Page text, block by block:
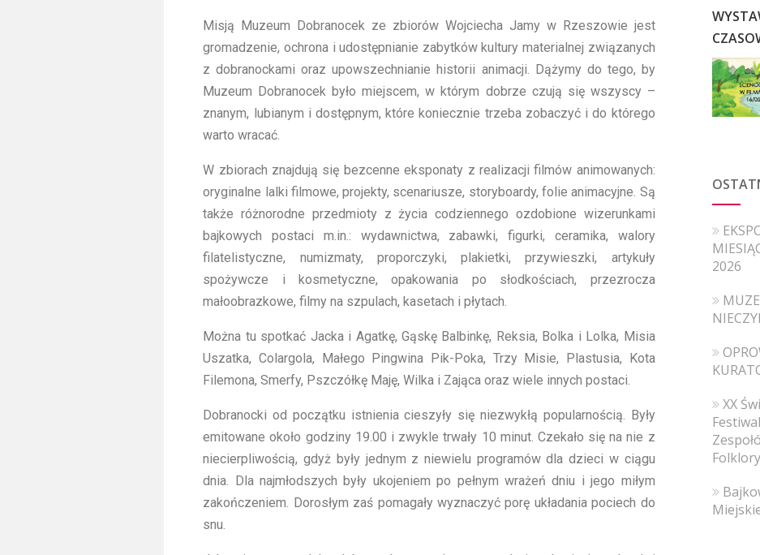
Misją Muzeum Dobranocek ze zbiorów Wojciecha Jamy w Rzeszowie jest
gromadzenie, ochrona i udostępnianie zabytków kultury materialnej związanych
z dobranockami oraz upowszechnianie historii animacji. Dążymy do tego, by
Muzeum Dobranocek było miejscem, w którym dobrze czują się wszyscy –
znanym, lubianym i dostępnym, które koniecznie trzeba zobaczyć i do którego
warto wracać.
W zbiorach znajdują się bezcenne eksponaty z realizacji filmów animowanych:
oryginalne lalki filmowe, projekty, scenariusze, storyboardy, folie animacyjne. Są
także różnorodne przedmioty z życia codziennego ozdobione wizerunkami
bajkowych postaci m.in.: wydawnictwa, zabawki, figurki, ceramika, walory
filatelistyczne, numizmaty, proporczyki, plakietki, przywieszki, artykuły
spożywcze i kosmetyczne, opakowania po słodkościach, przezrocza
małoobrazkowe, filmy na szpulach, kasetach i płytach.
Można tu spotkać Jacka i Agatkę, Gąskę Balbinkę, Reksia, Bolka i Lolka, Misia
Uszatka, Colargola, Małego Pingwina Pik-Poka, Trzy Misie, Plastusia, Kota
Filemona, Smerfy, Pszczółkę Maję, Wilka i Zająca oraz wiele innych postaci.
Dobranocki od początku istnienia cieszyły się niezwykłą popularnością. Były
emitowane około godziny 19.00 i zwykle trwały 10 minut. Czekało się na nie z
niecierpliwością, gdyż były jednym z niewielu programów dla dzieci w ciągu
dnia. Dla najmłodszych były ukojeniem po pełnym wrażeń dniu i jego miłym
zakończeniem. Dorosłym zaś pomagały wyznaczyć porę układania pociech do
snu.
2026
XX